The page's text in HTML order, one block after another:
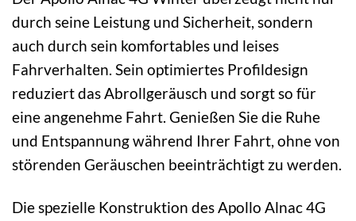
durch seine Leistung und Sicherheit, sondern
auch durch sein komfortables und leises
Fahrverhalten. Sein optimiertes Profildesign
reduziert das Abrollgeräusch und sorgt so für
eine angenehme Fahrt. Genießen Sie die Ruhe
und Entspannung während Ihrer Fahrt, ohne von
störenden Geräuschen beeinträchtigt zu werden.
Die spezielle Konstruktion des Apollo Alnac 4G